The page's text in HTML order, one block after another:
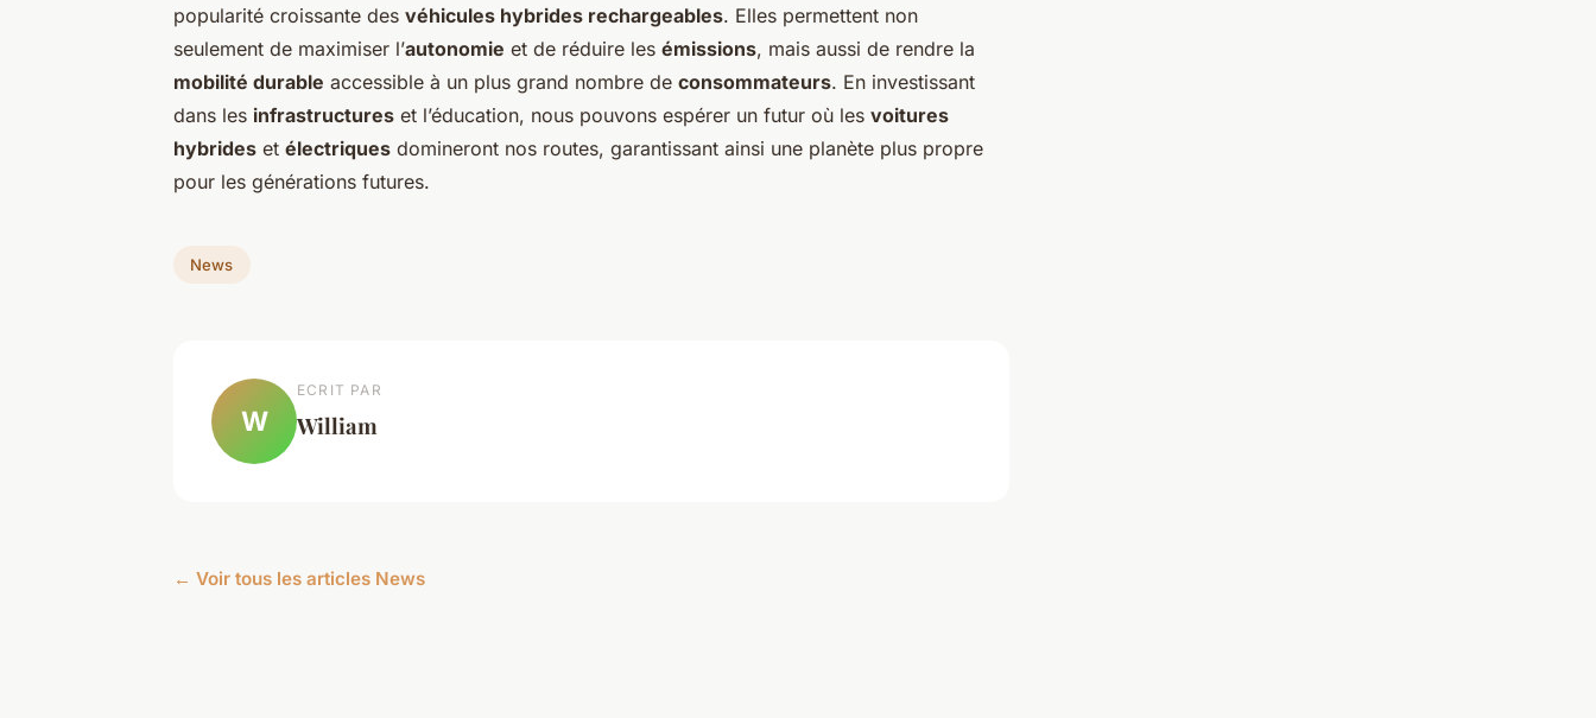
popularité croissante des véhicules hybrides rechargeables. Elles permettent non
seulement de maximiser l’autonomie et de réduire les émissions, mais aussi de rendre la
mobilité durable accessible à un plus grand nombre de consommateurs. En investissant
dans les infrastructures et l’éducation, nous pouvons espérer un futur où les voitures
hybrides et électriques domineront nos routes, garantissant ainsi une planète plus propre
pour les générations futures.
News
W
ECRIT PAR
William
← Voir tous les articles News